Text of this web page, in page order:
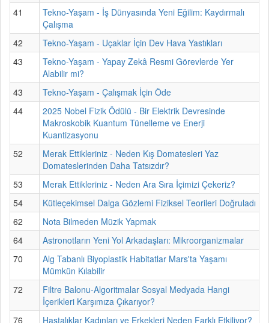
41
Tekno-Yaşam - İş Dünyasında Yeni Eğilim: Kaydırmalı
Çalışma
42
Tekno-Yaşam - Uçaklar İçin Dev Hava Yastıkları
43
Tekno-Yaşam - Yapay Zekâ Resmi Görevlerde Yer
Alabilir mi?
43
Tekno-Yaşam - Çalışmak İçin Öde
44
2025 Nobel Fizik Ödülü - Bir Elektrik Devresinde
Makroskobik Kuantum Tünelleme ve Enerji
Kuantizasyonu
52
Merak Ettikleriniz - Neden Kış Domatesleri Yaz
Domateslerinden Daha Tatsızdır?
53
Merak Ettikleriniz - Neden Ara Sıra İçimizi Çekeriz?
54
Kütleçekimsel Dalga Gözlemi Fiziksel Teorileri Doğruladı
62
Nota Bilmeden Müzik Yapmak
64
Astronotların Yeni Yol Arkadaşları: Mikroorganizmalar
70
Alg Tabanlı Biyoplastik Habitatlar Mars'ta Yaşamı
Mümkün Kılabilir
72
Filtre Balonu-Algoritmalar Sosyal Medyada Hangi
İçerikleri Karşımıza Çıkarıyor?
76
Hastalıklar Kadınları ve Erkekleri Neden Farklı Etkiliyor?